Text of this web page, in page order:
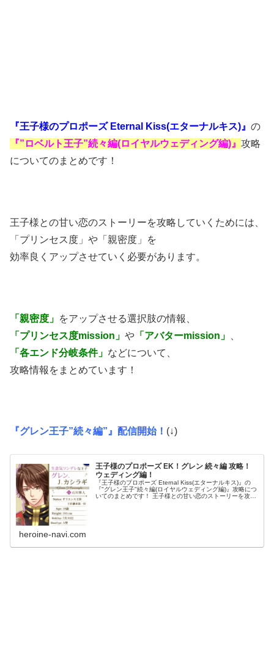
『王子様のプロポーズ Eternal Kiss(エターナルキス)』 の
『”ロベルト王子”続々編(ロイヤルウェディング編)』 攻略
についてのまとめです！
王子様との甘い恋のストーリーを攻略していくためには、
「プリンセス度」や「親密度」を
効率良くアップさせていく必要があります。
「親密度」 をアップさせる選択肢の情報、
「プリンセス度mission」 や 「アバターmission」
「各エンド分岐条件」 などについて、
攻略情報をまとめています！
『グレン王子”続々編”』配信開始！ (↓)
王子様のプロポーズ EK！グレン 続々編 攻略！
ウェディング編！
『王子様のプロポーズ Eternal Kiss(エターナルキス)』の
『"グレン王子"続々編(ロイヤルウェディング編)』攻略につ
いてのまとめです！ 王子様との甘い恋のストーリーを攻略
heroine-navi.com